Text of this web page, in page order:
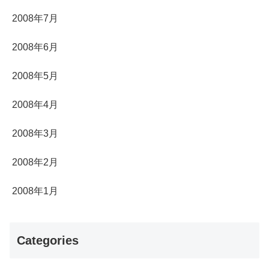
2008年7月
2008年6月
2008年5月
2008年4月
2008年3月
2008年2月
2008年1月
Categories